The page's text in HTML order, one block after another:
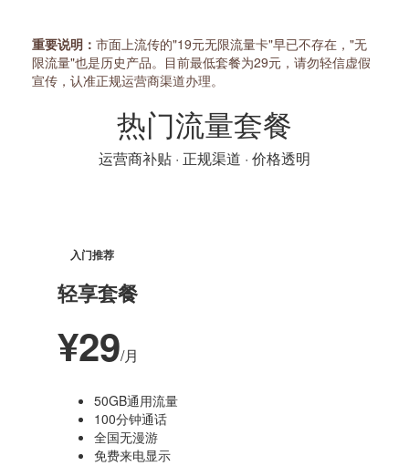
重要说明： 市面上流传的"19元无限流量卡"早已不存在，"无
限流量"也是历史产品。目前最低套餐为29元，请勿轻信虚假
宣传，认准正规运营商渠道办理。
热门流量套餐
运营商补贴 · 正规渠道 · 价格透明
入门推荐
轻享套餐
¥29/月
50GB通用流量
100分钟通话
全国无漫游
免费来电显示